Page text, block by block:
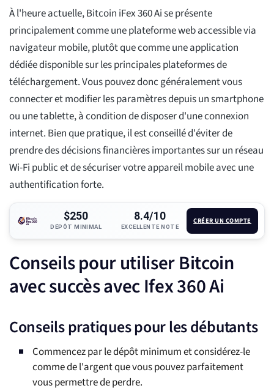
À l'heure actuelle, Bitcoin iFex 360 Ai se présente
principalement comme une plateforme web accessible via
navigateur mobile, plutôt que comme une application
dédiée disponible sur les principales plateformes de
téléchargement. Vous pouvez donc généralement vous
connecter et modifier les paramètres depuis un smartphone
ou une tablette, à condition de disposer d'une connexion
internet. Bien que pratique, il est conseillé d'éviter de
prendre des décisions financières importantes sur un réseau
Wi-Fi public et de sécuriser votre appareil mobile avec une
authentification forte.
$250
DÉPÔT MINIMAL
8.4/10
EXCELLENTE NOTE
CRÉER UN COMPTE
Conseils pour utiliser Bitcoin
avec succès avec Ifex 360 Ai
Conseils pratiques pour les débutants
Commencez par le dépôt minimum et considérez-le
comme de l'argent que vous pouvez parfaitement
vous permettre de perdre.